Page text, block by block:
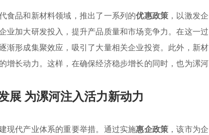
食品和新材料领域，推出了一系列的优惠政策 ，以激发企
业加大研发投入，提升产品质量和市场竞争力。在这一过
渐形成集聚效应，吸引了大量相关企业投资。此外，新材
增长动力。这样，在确保经济稳步增长的同时，也为漯河
展 为漯河注入活力新动力
现代产业体系的重要举措。通过实施惠企政策 ，该市为企